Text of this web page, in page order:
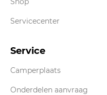
Servicecenter
Service
Camperplaats
Onderdelen aanvraag